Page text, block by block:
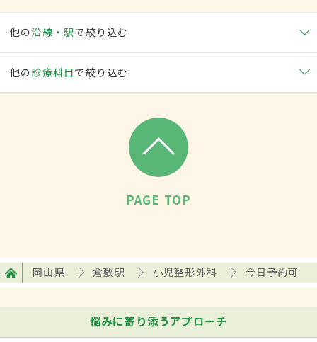
他の沿線・駅で絞り込む
他の 診療科目で絞り込む
PAGE TOP
岡山県 倉敷駅 小児整形外科 今日予約可
悩みに寄り添うアプローチ